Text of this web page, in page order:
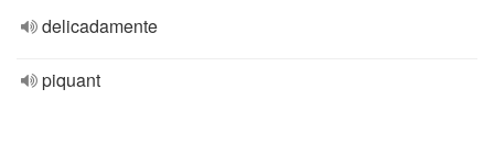
delicadamente
piquant